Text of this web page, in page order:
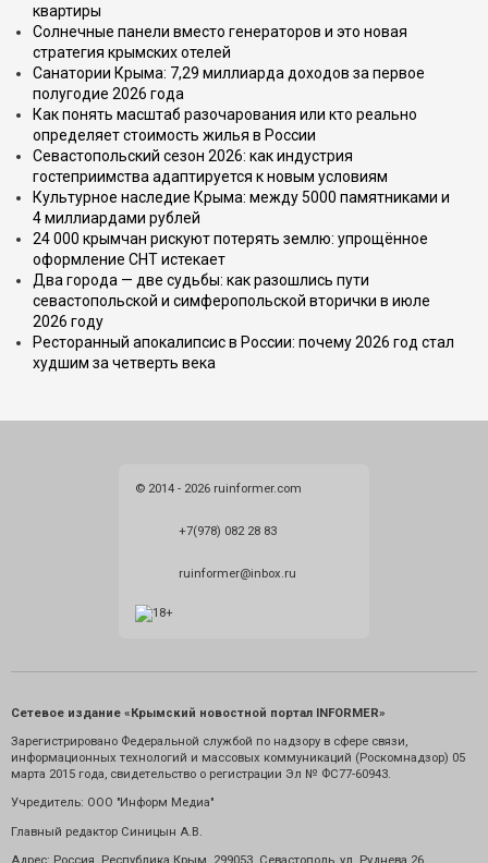
квартиры
Солнечные панели вместо генераторов и это новая
стратегия крымских отелей
Санатории Крыма: 7,29 миллиарда доходов за первое
полугодие 2026 года
Как понять масштаб разочарования или кто реально
определяет стоимость жилья в России
Севастопольский сезон 2026: как индустрия
гостеприимства адаптируется к новым условиям
Культурное наследие Крыма: между 5000 памятниками и
4 миллиардами рублей
24 000 крымчан рискуют потерять землю: упрощённое
оформление СНТ истекает
Два города — две судьбы: как разошлись пути
севастопольской и симферопольской вторички в июле
2026 году
Ресторанный апокалипсис в России: почему 2026 год стал
худшим за четверть века
© 2014 - 2026 ruinformer.com
+7(978) 082 28 83
ruinformer@inbox.ru
Сетевое издание «Крымский новостной портал INFORMER»
Зарегистрировано Федеральной службой по надзору в сфере связи,
информационных технологий и массовых коммуникаций (Роскомнадзор) 05
марта 2015 года, свидетельство о регистрации Эл № ФС77-60943.
Учредитель: ООО "Информ Медиа"
Главный редактор Синицын А.В.
Адрес: Россия. Республика Крым. 299053. Севастополь, ул. Руднева 26.